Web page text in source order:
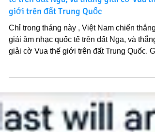
tế trên đất Nga, và thắng giải cờ Vua thế
giới trên đất Trung Quốc
Chỉ trong tháng này , Việt Nam chiến thắng
giải âm nhạc quốc tế trên đất Nga, và thắng
ấy...